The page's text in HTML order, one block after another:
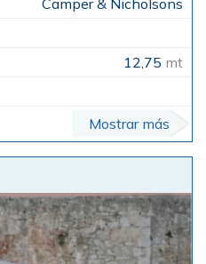
12,75 mt
Mostrar más